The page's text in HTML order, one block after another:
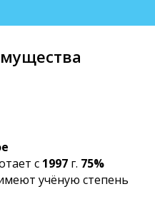
с 1997 г. 75%
учёную степень